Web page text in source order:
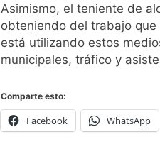
Asimismo, el teniente de
obteniendo del trabajo
está utilizando estos
municipales, tráfico y
Comparte esto:
Facebook WhatsApp